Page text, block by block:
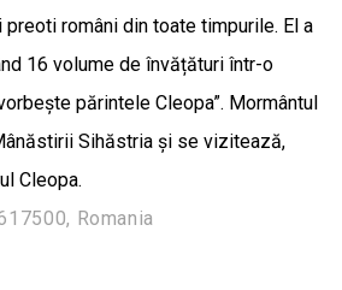
români din toate timpurile. El a
16 volume de învățături într-o
părintele Cleopa”. Mormântul
Sihăstria și se vizitează,
Cleopa.
Romania